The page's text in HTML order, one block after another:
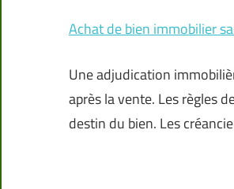
Achat de bien immobilier
Une adjudication
après la vente. Les règles
destin du bien. Les